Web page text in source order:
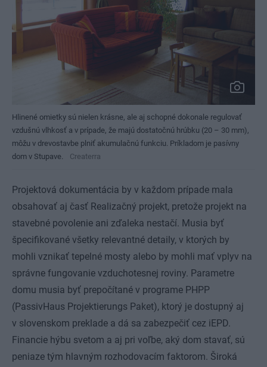
Hlinené omietky sú nielen krásne, ale aj schopné dokonale regulovať
vzdušnú vlhkosť a v prípade, že majú dostatočnú hrúbku (20 – 30 mm),
môžu v drevostavbe plniť akumulačnú funkciu. Príkladom je pasívny
dom v Stupave.
Createrra
Projektová dokumentácia by v každom prípade mala
obsahovať aj časť Realizačný projekt, pretože projekt na
stavebné povolenie ani zďaleka nestačí. Musia byť
špecifikované všetky relevantné detaily, v ktorých by
mohli vznikať tepelné mosty alebo by mohli mať vplyv na
správne fungovanie vzduchotesnej roviny. Parametre
domu musia byť prepočítané v programe PHPP
(PassivHaus Projektierungs Paket), ktorý je dostupný aj
v slovenskom preklade a dá sa zabezpečiť cez iEPD.
Financie hýbu svetom a aj pri voľbe, aký dom stavať, sú
peniaze tým hlavným rozhodovacím faktorom. Široká